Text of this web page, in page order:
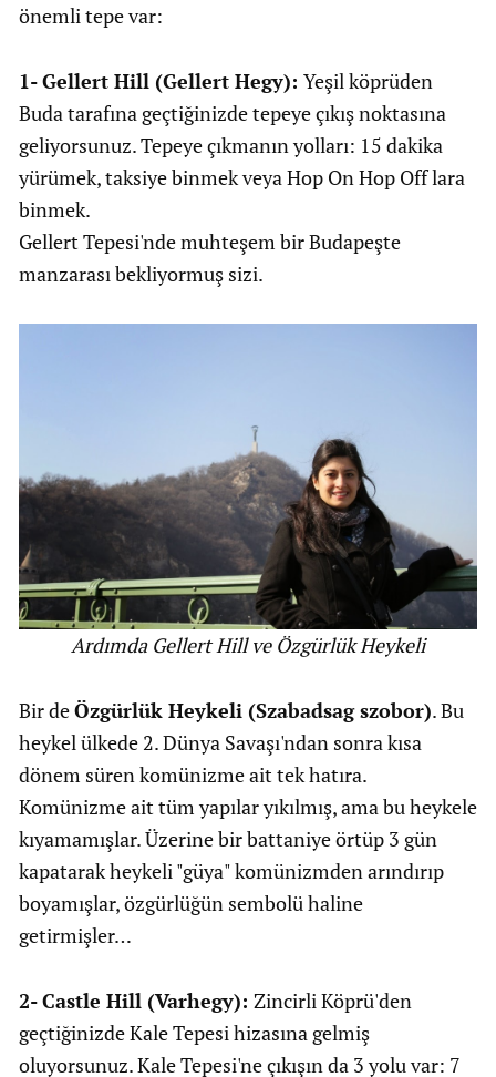
önemli tepe var:
1- Gellert Hill (Gellert Hegy): Yeşil köprüden
Buda tarafına geçtiğinizde tepeye çıkış noktasına
geliyorsunuz. Tepeye çıkmanın yolları: 15 dakika
yürümek, taksiye binmek veya Hop On Hop Off lara
binmek.
Gellert Tepesi'nde muhteşem bir Budapeşte
manzarası bekliyormuş sizi.
Ardımda Gellert Hill ve Özgürlük Heykeli
Bir deÖzgürlük Heykeli (Szabadsag szobor). Bu
heykel ülkede 2. Dünya Savaşı'ndan sonra kısa
dönem süren komünizme ait tek hatıra.
Komünizme ait tüm yapılar yıkılmış, ama bu heykele
kıyamamışlar. Üzerine bir battaniye örtüp 3 gün
kapatarak heykeli "güya" komünizmden arındırıp
boyamışlar, özgürlüğün sembolü haline
getirmişler…
2- Castle Hill (Varhegy): Zincirli Köprü'den
geçtiğinizde Kale Tepesi hizasına gelmiş
oluyorsunuz. Kale Tepesi'ne çıkışın da 3 yolu var: 7